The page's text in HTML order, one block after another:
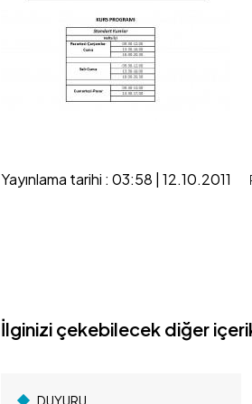
Yayınlama tarihi : 03:58 | 12.10.2011
İlginizi çekebilecek diğer
DUYURU